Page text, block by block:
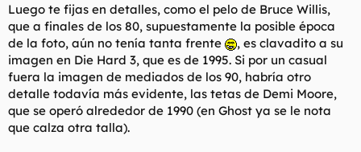
Luego te fijas en detalles, como el pelo de Bruce Willis,
que a finales de los 80, supuestamente la posible época
de la foto, aún no tenía tanta frente
, es clavadito a su
imagen en Die Hard 3, que es de 1995. Si por un casual
fuera la imagen de mediados de los 90, habría otro
detalle todavía más evidente, las tetas de Demi Moore,
que se operó alrededor de 1990 (en Ghost ya se le nota
que calza otra talla).